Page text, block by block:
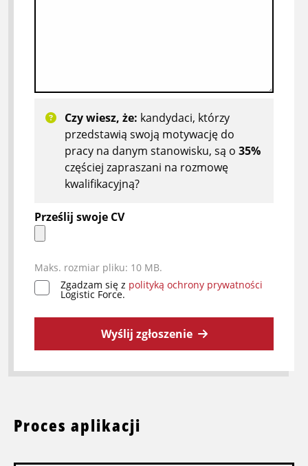
Czy wiesz, że: kandydaci, którzy
przedstawią swoją motywację do
pracy na danym stanowisku, są o 35%
częściej zapraszani na rozmowę
kwalifikacyjną?
Prześlij swoje CV
Maks. rozmiar pliku: 10 MB.
*
Zgadzam się z polityką ochrony prywatności
Logistic Force.
Wyślij zgłoszenie
Proces aplikacji